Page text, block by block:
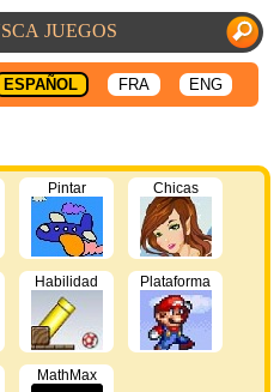
ESPAÑOL FRA ENG
Pintar Chicas
Habilidad Plataforma
MathMax